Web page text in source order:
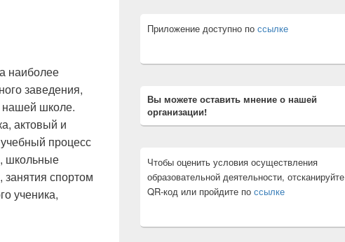
наиболее
заведения,
нашей школе.
актовый и
процесс
школьные
занятия спортом
ученика,
Приложение доступно по ссылке
Вы можете оставить мнение о нашей
организации!
Чтобы оценить условия осуществления
образовательной деятельности, отсканируйте
QR-код или пройдите по ссылке